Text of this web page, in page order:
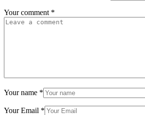
Your comment *
Your name *
Your Email *